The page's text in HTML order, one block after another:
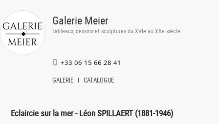
Galerie Meier
Tableaux, dessins et sculptures du XVIe au XXe siècle
+33 06 15 66 28 41
GALERIE CATALOGUE
Eclaircie sur la mer - Léon SPILLAERT (1881-1946)